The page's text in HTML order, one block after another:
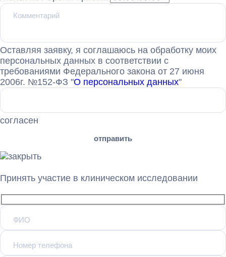
Оставляя заявку, я соглашаюсь на обработку моих
персональных данных в соответствии с
требованиями Федерального закона от 27 июня
2006г. №152-ФЗ "О персональных данных"
согласен
Принять участие в клиническом исследовании